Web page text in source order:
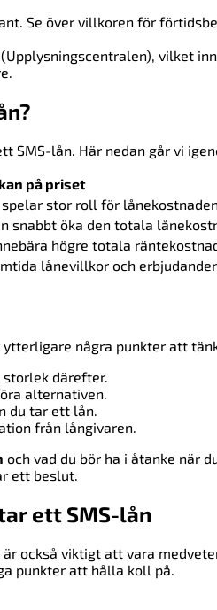
Se över villkoren för
vilket
SMS-lån. Här nedan går vi
på priset
stor roll för
snabbt öka den totala
högre totala
lånevillkor och
några punkter att
storlek därefter.
alternativen.
du tar ett lån.
från långivaren.
och vad du bör ha i åtanke när
ett beslut.
ett SMS-lån
är också viktigt att vara
punkter att hålla koll på.